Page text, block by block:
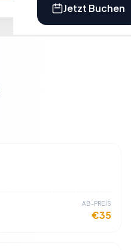
Jetzt Buchen
​AB-PREİS
€35